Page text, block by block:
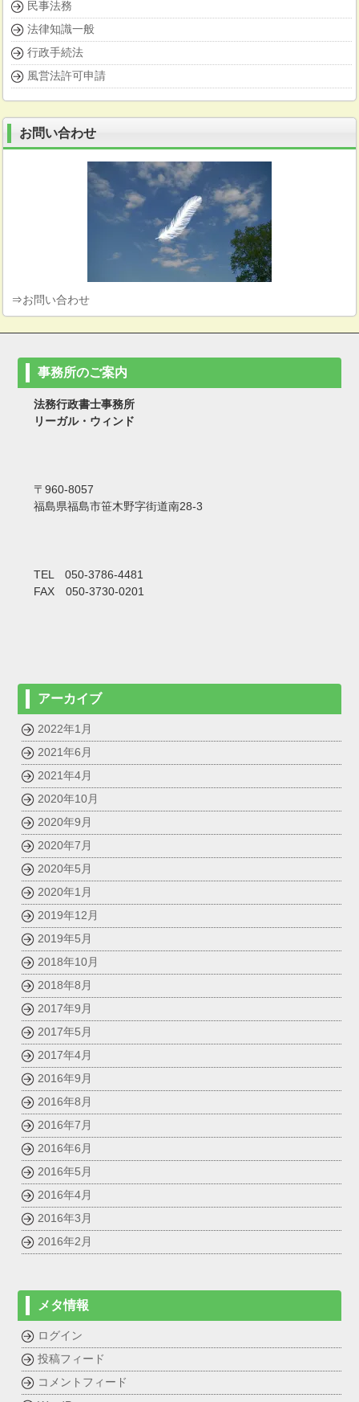
民事法務
法律知識一般
行政手続法
風営法許可申請
お問い合わせ
⇒お問い合わせ
事務所のご案内
法務行政書士事務所
リーガル・ウィンド
〒960-8057
福島県福島市笹木野字街道南28-3
TEL 050-3786-4481
FAX 050-3730-0201
アーカイブ
2022年1月
2021年6月
2021年4月
2020年10月
2020年9月
2020年7月
2020年5月
2020年1月
2019年12月
2019年5月
2018年10月
2018年8月
2017年9月
2017年5月
2017年4月
2016年9月
2016年8月
2016年7月
2016年6月
2016年5月
2016年4月
2016年3月
2016年2月
メタ情報
ログイン
投稿フィード
コメントフィード